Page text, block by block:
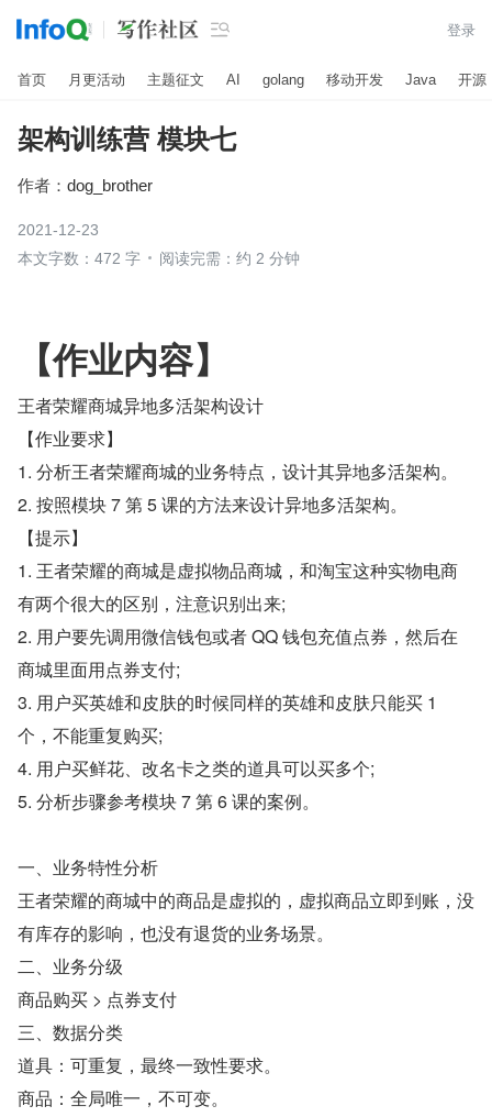
 登录
首页 月更活动 主题征文 AI golang 移动开发 Java 开源
架构训练营 模块七
作者： dog_brother
2021-12-23
本文字数：472 字
阅读完需：约 2 分钟
【作业内容】
王者荣耀商城异地多活架构设计
【作业要求】
1. 分析王者荣耀商城的业务特点，设计其异地多活架构。
2. 按照模块 7 第 5 课的方法来设计异地多活架构。
【提示】
1. 王者荣耀的商城是虚拟物品商城，和淘宝这种实物电商
有两个很大的区别，注意识别出来;
2. 用户要先调用微信钱包或者 QQ 钱包充值点券，然后在
商城里面用点券支付;
3. 用户买英雄和皮肤的时候同样的英雄和皮肤只能买 1
个，不能重复购买;
4. 用户买鲜花、改名卡之类的道具可以买多个;
5. 分析步骤参考模块 7 第 6 课的案例。
一、业务特性分析
王者荣耀的商城中的商品是虚拟的，虚拟商品立即到账，没
有库存的影响，也没有退货的业务场景。
二、业务分级
商品购买 > 点券支付
三、数据分类
道具：可重复，最终一致性要求。
商品：全局唯一，不可变。